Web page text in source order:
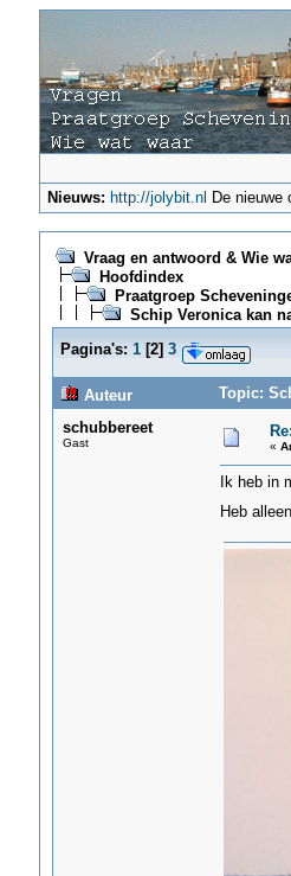
Nieuws: http://jolybit.nl De nieuwe
Vraag en antwoord & Wie
Hoofdindex
Praatgroep
Schip Veronica kan
Pagina's: 1[2] 3
Auteur
Topic:
schubbereet
Gast «
Ik heb in
Heb